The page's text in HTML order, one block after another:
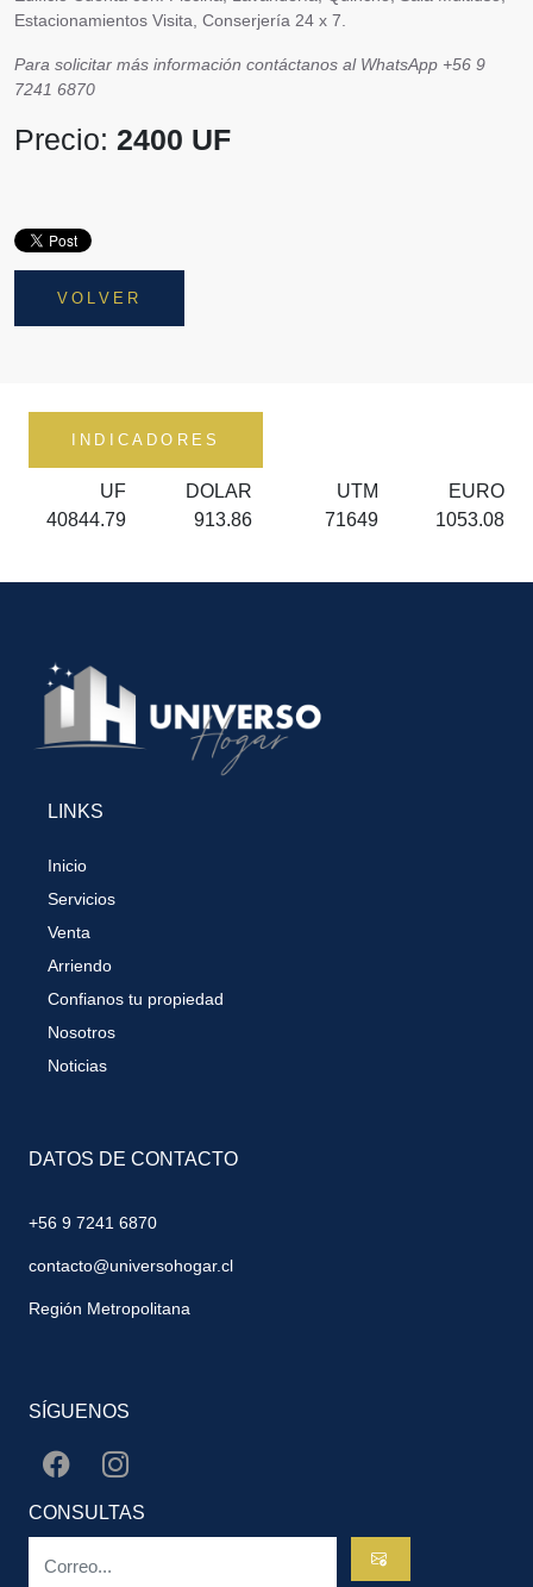
Estacionamientos Visita, Conserjería 24 x 7.
Para solicitar más información contáctanos al WhatsApp +56 9
7241 6870
Precio: 2400 UF
VOLVER
INDICADORES
UF
40844.79
DOLAR
913.86
UTM
71649
EURO
1053.08
LINKS
Inicio
Servicios
Venta
Arriendo
Confianos tu propiedad
Nosotros
Noticias
DATOS DE CONTACTO
+56 9 7241 6870
contacto@universohogar.cl
Región Metropolitana
SÍGUENOS
CONSULTAS